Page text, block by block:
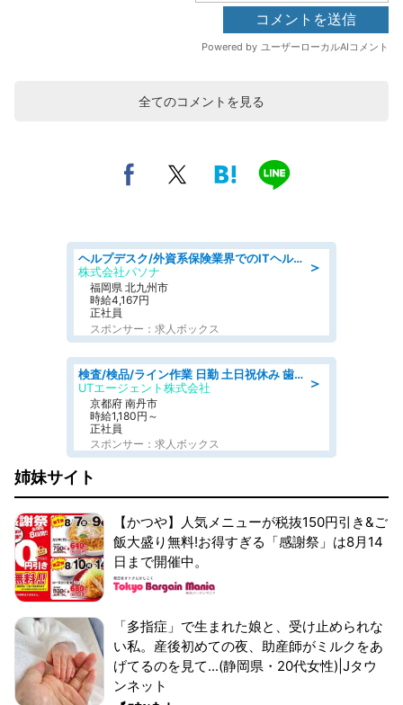
全てのコメントを見る
＞
ヘルプデスク/外資系保険業界でのITヘルプデスク業務/駅近/即日勤務可/ヘルプデスク
株式会社パソナ
福岡県 北九州市
時給4,167円
正社員
スポンサー：求人ボックス
＞
検査/検品/ライン作業 日勤 土日祝休み 歯科模型製造 有償休憩あり 残業ほぼなし
UTエージェント株式会社
京都府 南丹市
時給1,180円～
正社員
スポンサー：求人ボックス
姉妹サイト
【かつや】人気メニューが税抜150円引き&ご
飯大盛り無料!お得すぎる「感謝祭」は8月14
日まで開催中。
「多指症」で生まれた娘と、受け止められな
い私。産後初めての夜、助産師がミルクをあ
げてるのを見て...(静岡県・20代女性)|Jタウ
ンネット